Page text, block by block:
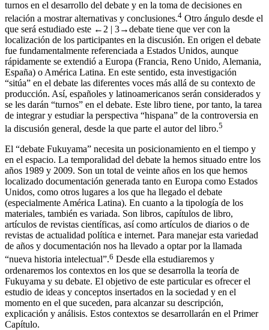
esquema, en la ordenación de la documentación, en el reparto de
turnos en el desarrollo del debate y en la toma de decisiones en
relación a mostrar alternativas y conclusiones.4Otro ángulo desde el
que será estudiado este←2 |3→debate tiene que ver con la
localización de los participantes en la discusión. En origen el debate
fue fundamentalmente referenciada a Estados Unidos, aunque
rápidamente se extendió a Europa (Francia, Reno Unido, Alemania,
España) o América Latina. En este sentido, esta investigación
“sitúa” en el debate las diferentes voces más allá de su contexto de
producción. Así, españoles y latinoamericanos serán considerados y
se les darán “turnos” en el debate. Este libro tiene, por tanto, la tarea
de integrar y estudiar la perspectiva “hispana” de la controversia en
El “debate Fukuyama” necesita un posicionamiento en el tiempo y
en el espacio. La temporalidad del debate la hemos situado entre los
años 1989 y 2009. Son un total de veinte años en los que hemos
localizado documentación generada tanto en Europa como Estados
Unidos, como otros lugares a los que ha llegado el debate
(especialmente América Latina). En cuanto a la tipología de los
materiales, también es variada. Son libros, capítulos de libro,
artículos de revistas científicas, así como artículos de diarios o de
revistas de actualidad política e internet. Para manejar esta variedad
de años y documentación nos ha llevado a optar por la llamada
“nueva historia intelectual”.6Desde ella estudiaremos y
ordenaremos los contextos en los que se desarrolla la teoría de
Fukuyama y su debate. El objetivo de este particular es ofrecer el
estudio de ideas y conceptos insertados en la sociedad y en el
momento en el que suceden, para alcanzar su descripción,
explicación y análisis. Estos contextos se desarrollarán en el Primer